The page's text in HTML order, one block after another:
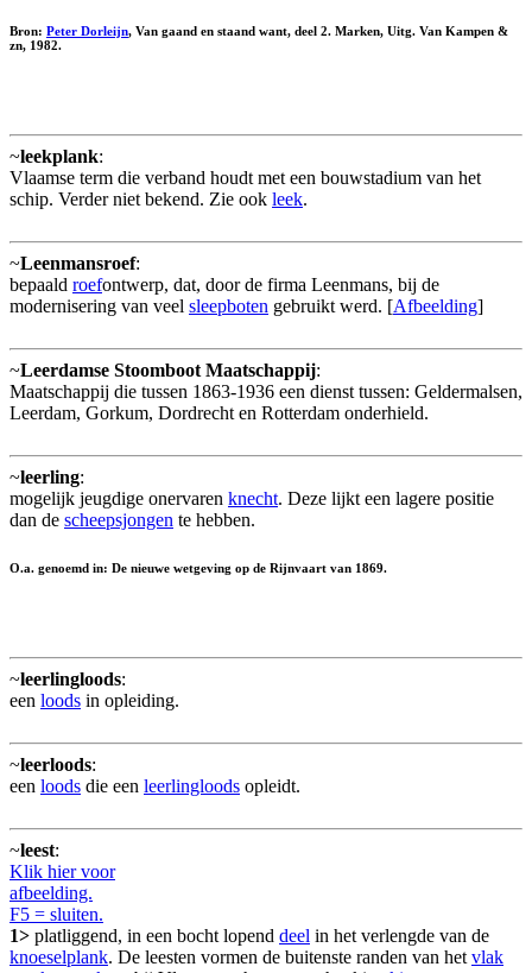
Bron: Peter Dorleijn, Van gaand en staand want, deel 2. Marken, Uitg. Van Kampen &
zn, 1982.
~leekplank:
Vlaamse term die verband houdt met een bouwstadium van het
schip. Verder niet bekend. Zie ook leek.
~Leenmansroef:
bepaald roefontwerp, dat, door de firma Leenmans, bij de
modernisering van veel sleepboten gebruikt werd. [Afbeelding]
~Leerdamse Stoomboot Maatschappij:
Maatschappij die tussen 1863-1936 een dienst tussen: Geldermalsen,
Leerdam, Gorkum, Dordrecht en Rotterdam onderhield.
~leerling:
mogelijk jeugdige onervaren knecht. Deze lijkt een lagere positie
dan de scheepsjongen te hebben.
O.a. genoemd in: De nieuwe wetgeving op de Rijnvaart van 1869.
~leerlingloods:
een loods in opleiding.
~leerloods:
een loods die een leerlingloods opleidt.
~leest:
Klik hier voor
afbeelding.
F5 = sluiten.
1> platliggend, in een bocht lopend deel in het verlengde van de
knoeselplank. De leesten vormen de buitenste randen van het vlak